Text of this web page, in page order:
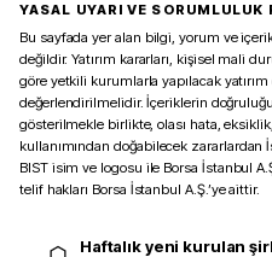
YASAL UYARI VE SORUMLULUK
Bu sayfada yer alan bilgi, yorum ve
değildir. Yatırım kararları, kişisel mali
göre yetkili kurumlarla yapılacak
değerlendirilmelidir. İçeriklerin
gösterilmekle birlikte, olası hata,
kullanımından doğabilecek
BIST isim ve logosu ile Borsa İstanbul
telif hakları Borsa İstanbul A.Ş.’ye aittir.
Haftalık yeni kurulan